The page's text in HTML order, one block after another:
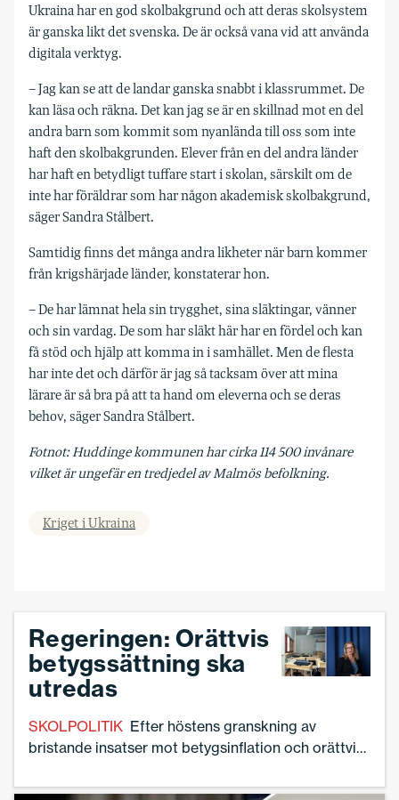
Ukraina har en god skolbakgrund och att deras skolsystem
är ganska likt det svenska. De är också vana vid att använda
digitala verktyg.
– Jag kan se att de landar ganska snabbt i klassrummet. De
kan läsa och räkna. Det kan jag se är en skillnad mot en del
andra barn som kommit som nyanlända till oss som inte
haft den skolbakgrunden. Elever från en del andra länder
har haft en betydligt tuffare start i skolan, särskilt om de
inte har föräldrar som har någon akademisk skolbakgrund,
säger Sandra Stålbert.
Samtidig finns det många andra likheter när barn kommer
från krigshärjade länder, konstaterar hon.
– De har lämnat hela sin trygghet, sina släktingar, vänner
och sin vardag. De som har släkt här har en fördel och kan
få stöd och hjälp att komma in i samhället. Men de flesta
har inte det och därför är jag så tacksam över att mina
lärare är så bra på att ta hand om eleverna och se deras
behov, säger Sandra Stålbert.
Fotnot:Huddinge kommunen har cirka 114 500 invånare
vilket är ungefär en tredjedel av Malmös befolkning.
Kriget i Ukraina
Regeringen: Orättvis
betygssättning ska
utredas
SKOLPOLITIK Efter höstens granskning av
bristande insatser mot betygsinflation och orättvis
utredning för ökad likvärdighet, och för att få bukt